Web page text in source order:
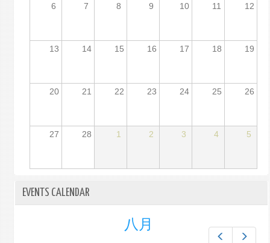
6 7 8 9 10 11 12
13 14 15 16 17 18 19
20 21 22 23 24 25 26
27 28 1 2 3 4 5
EVENTS CALENDAR
八月